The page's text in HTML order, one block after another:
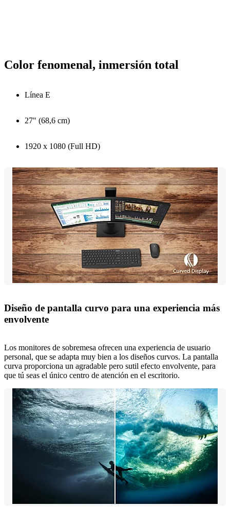
Color fenomenal, inmersión total
Línea E
27" (68,6 cm)
1920 x 1080 (Full HD)
Diseño de pantalla curvo para una experiencia más
envolvente
Los monitores de sobremesa ofrecen una experiencia de usuario
personal, que se adapta muy bien a los diseños curvos. La pantalla
curva proporciona un agradable pero sutil efecto envolvente, para
que tú seas el único centro de atención en el escritorio.